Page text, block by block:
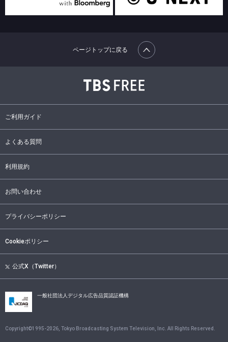
ご利用ガイド
よくある質問
利用規約
お問い合わせ
プライバシーポリシー
Cookieポリシー
公式X（Twitter）
ページトップに戻る
一般社団法人デジタル広告品質認証機構
Copyright©1995-2026 , Tokyo Broadcasting System Television, Inc. All Rights Reserved.